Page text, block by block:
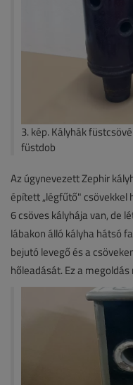
3. kép. Kályhák
füstdob
Az úgynevezett Zephir
épített „légfűtő" csövekkel
6 csöves kályhája van, de
lábakon álló kályha hátsó
bejutó levegő és a
hőleadását. Ez a